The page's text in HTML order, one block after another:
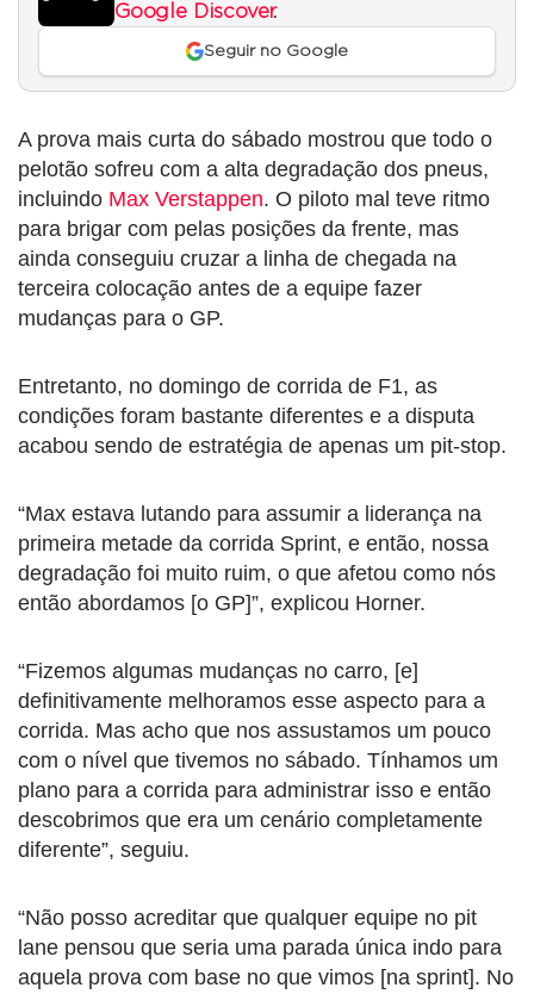
Google Discover.
Seguir no Google
A prova mais curta do sábado mostrou que todo o
pelotão sofreu com a alta degradação dos pneus,
incluindo Max Verstappen. O piloto mal teve ritmo
para brigar com pelas posições da frente, mas
ainda conseguiu cruzar a linha de chegada na
terceira colocação antes de a equipe fazer
mudanças para o GP.
Entretanto, no domingo de corrida de F1, as
condições foram bastante diferentes e a disputa
acabou sendo de estratégia de apenas um pit-stop.
“Max estava lutando para assumir a liderança na
primeira metade da corrida Sprint, e então, nossa
degradação foi muito ruim, o que afetou como nós
então abordamos [o GP]”, explicou Horner.
“Fizemos algumas mudanças no carro, [e]
definitivamente melhoramos esse aspecto para a
corrida. Mas acho que nos assustamos um pouco
com o nível que tivemos no sábado. Tínhamos um
plano para a corrida para administrar isso e então
descobrimos que era um cenário completamente
diferente”, seguiu.
“Não posso acreditar que qualquer equipe no pit
lane pensou que seria uma parada única indo para
aquela prova com base no que vimos [na sprint]. No